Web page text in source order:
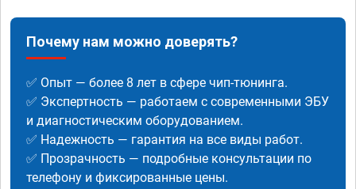
Почему нам можно доверять?
✅ Опыт — более 8 лет в сфере чип-тюнинга.
✅ Экспертность — работаем с современными ЭБУ
и диагностическим оборудованием.
✅ Надежность — гарантия на все виды работ.
✅ Прозрачность — подробные консультации по
телефону и фиксированные цены.